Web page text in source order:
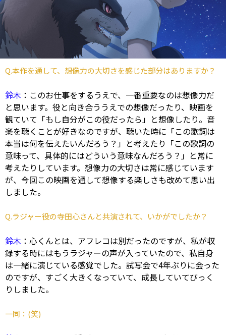
Q.本作を通して、想像力の大切さを感じた部分はありますか？
鈴木 ：このお仕事をするうえで、一番重要なのは想像力だ
と思います。役と向き合ううえでの想像だったり、映画を
観ていて「もし自分がこの役だったら」と想像したり。音
楽を聴くことが好きなのですが、聴いた時に「この歌詞は
本当は何を伝えたいんだろう？」と考えたり「この歌詞の
意味って、具体的にはどういう意味なんだろう？」と常に
考えたりしています。想像力の大切さは常に感じています
が、今回この映画を通して想像する楽しさも改めて思い出
しました。
Q.ラジャー役の寺田心さんと共演されて、いかがでしたか？
鈴木 ：心くんとは、アフレコは別だったのですが、私が収
録する時にはもうラジャーの声が入っていたので、私自身
は一緒に演じている感覚でした。試写会で4年ぶりに会った
のですが、すごく大きくなっていて、成長していてびっく
りしました。
一同：(笑)